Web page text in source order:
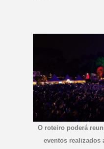
O roteiro poderá
eventos realizados